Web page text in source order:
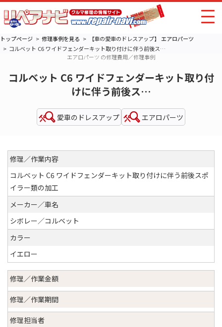
トップページ 修理事例を見る 【車の愛車のドレスアップ】 エアロパーツ
コルベット C6 ワイドフェンダーキット取り付けに伴う前後ス…
エアロパーツ の修理費用／修理事例
コルベット C6 ワイドフェンダーキット取り付
けに伴う前後ス…
愛車のドレスアップ エアロパーツ
修理／作業内容
コルベット C6 ワイドフェンダーキット取り付けに伴う前後スポ
イラー類の加工
メーカー／車名
シボレー／コルベット
カラー
イエロー
修理／作業金額
修理／作業期間
修理担当者